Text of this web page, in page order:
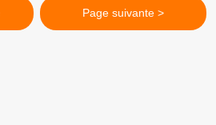
Page suivante >